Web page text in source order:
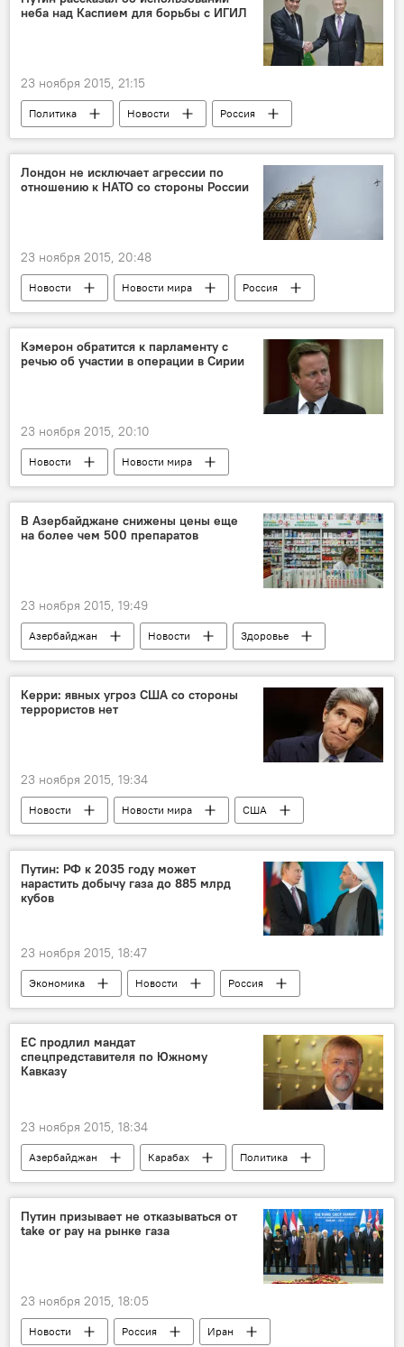
Форум стран-экспортеров газа (ФСЭГ)
Экспорт
неба над Каспием для борьбы с ИГИЛ
23 ноября 2015, 21:15
Политика Новости
Россия
Россия
Туркменистан
Гурбангулы Бердымухамедов
Использование воздушного пространства
Противодействие терроризму
Лондон не исключает агрессии по
отношению к НАТО со стороны России
23 ноября 2015, 20:48
Новости Новости мира
Россия
Россия
Великобритания
НАТО
Британская стратегия
Реакция
Труднопредсказуемость
Кэмерон обратится к парламенту с
речью об участии в операции в Сирии
23 ноября 2015, 20:10
Новости
Новости мира
Великобритания
Премьер-министр Великобритании Дэвид Кэмерон
ИГИЛ
Обращение к парламенту
Противодействие терроризму
В Азербайджане снижены цены еще
на более чем 500 препаратов
23 ноября 2015, 19:49
Азербайджан Новости
Здоровье
ЖИЗНЬ
Тарифный (ценовой) совет
Снижение цен на лекарства
Аптеки
Препараты
Керри: явных угроз США со стороны
террористов нет
23 ноября 2015, 19:34
Новости Новости мира
США
Госсекретарь США Джон Керри
ИГИЛ
Угроза терактов
Опасность
Террористы-одиночки
Путин: РФ к 2035 году может
нарастить добычу газа до 885 млрд
кубов
23 ноября 2015, 18:47
Экономика Новости
Россия
Иран
Тегеран
ФСЭГ
Форум стран-экспортеров газа (ФСЭГ)
Добыча
Прогнозы
ЕС продлил мандат
спецпредставителя по Южному
Кавказу
23 ноября 2015, 18:34
Азербайджан Карабах
Политика
Новости
Европа
Герберт Зальбер
Европейский союз
Продление мандата
Евросоюз
Южный Кавказ
Путин призывает не отказываться от
take or pay на рынке газа
23 ноября 2015, 18:05
Новости Россия Иран